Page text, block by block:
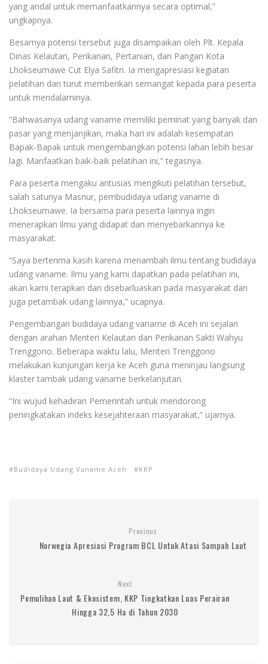
yang andal untuk memanfaatkannya secara optimal,”
ungkapnya.
Besarnya potensi tersebut juga disampaikan oleh Plt. Kepala
Dinas Kelautan, Perikanan, Pertanian, dan Pangan Kota
Lhokseumawe Cut Elya Safitri. Ia mengapresiasi kegiatan
pelatihan dan turut memberikan semangat kepada para peserta
untuk mendalaminya.
“Bahwasanya udang vaname memiliki peminat yang banyak dan
pasar yang menjanjikan, maka hari ini adalah kesempatan
Bapak-Bapak untuk mengembangkan potensi lahan lebih besar
lagi. Manfaatkan baik-baik pelatihan ini,” tegasnya.
Para peserta mengaku antusias mengikuti pelatihan tersebut,
salah satunya Masnur, pembudidaya udang vaname di
Lhokseumawe. Ia bersama para peserta lainnya ingin
menerapkan ilmu yang didapat dan menyebarkannya ke
masyarakat.
“Saya berterima kasih karena menambah ilmu tentang budidaya
udang vaname. Ilmu yang kami dapatkan pada pelatihan ini,
akan kami terapkan dan disebarluaskan pada masyarakat dan
juga petambak udang lainnya,” ucapnya.
Pengembangan budidaya udang vaname di Aceh ini sejalan
dengan arahan Menteri Kelautan dan Perikanan Sakti Wahyu
Trenggono. Beberapa waktu lalu, Menteri Trenggono
melakukan kunjungan kerja ke Aceh guna meninjau langsung
klaster tambak udang vaname berkelanjutan.
“Ini wujud kehadiran Pemerintah untuk mendorong
peningkatakan indeks kesejahteraan masyarakat,” ujarnya.
Budidaya Udang Vaname Aceh KKP
Previous
Norwegia Apresiasi Program BCL Untuk Atasi Sampah Laut
Next
Pemulihan Laut & Ekosistem, KKP Tingkatkan Luas Perairan
Hingga 32,5 Ha di Tahun 2030